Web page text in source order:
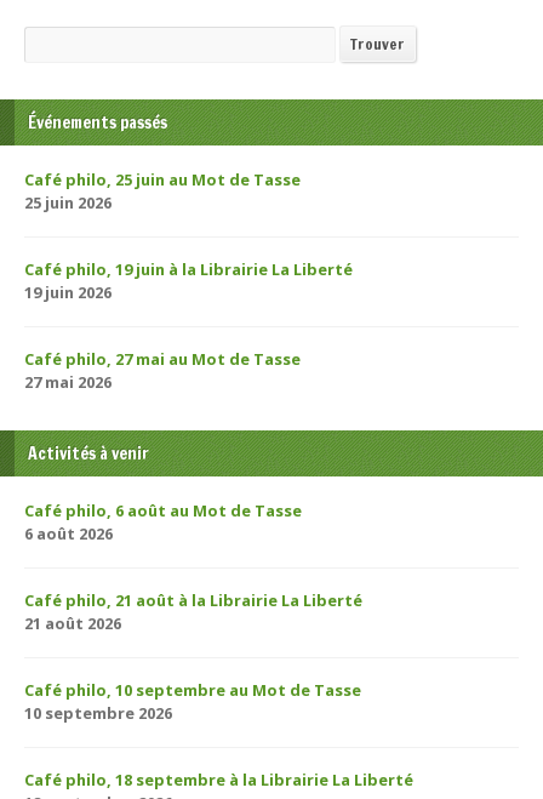
Trouver
Événements passés
Café philo, 25 juin au Mot de Tasse
25 juin 2026
Café philo, 19 juin à la Librairie La Liberté
19 juin 2026
Café philo, 27 mai au Mot de Tasse
27 mai 2026
Activités à venir
Café philo, 6 août au Mot de Tasse
6 août 2026
Café philo, 21 août à la Librairie La Liberté
21 août 2026
Café philo, 10 septembre au Mot de Tasse
10 septembre 2026
Café philo, 18 septembre à la Librairie La Liberté